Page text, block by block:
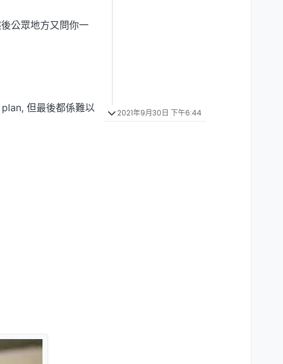
公眾地方又問你一
但最後都係難以
2021年9月30日 下午6:44